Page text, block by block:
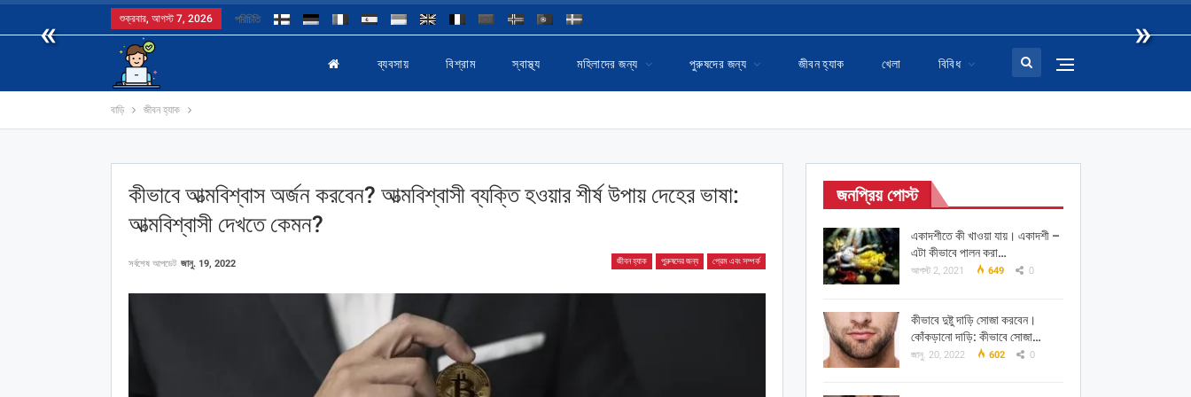
« »
শুক্রবার, আগস্ট 7, 2026 পরিচিতি
ব্যবসায় বিশ্রাম স্বাস্থ্য মহিলাদের জন্য পুরুষদের জন্য জীবন হ্যাক খেলা বিবিধ
বাড়ি জীবন হ্যাক
কীভাবে আত্মবিশ্বাস অর্জন করবেন? আত্মবিশ্বাসী ব্যক্তি হওয়ার শীর্ষ উপায় দেহের ভাষা:
আত্মবিশ্বাসী দেখতে কেমন?
জীবন হ্যাক পুরুষদের জন্য প্রেম এবং সম্পর্ক
সর্বশেষ আপডেট জানু. 19, 2022
জনপ্রিয় পোস্ট
একাদশীতে কী খাওয়া যায়। একাদশী –
এটা কীভাবে পালন করা…
আগস্ট 2, 2021 649 0
কীভাবে দুষ্টু দাড়ি সোজা করবেন।
কোঁকড়ানো দাড়ি: কীভাবে সোজা…
জানু. 20, 2022 602 0